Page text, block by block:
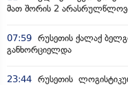
მათ შორის 2
07:59 რუსეთის ქალაქ
განხორციელდა
23:44 რუსეთის